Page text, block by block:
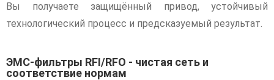
Вы получаете защищённый привод, устойчивый
технологический процесс и предсказуемый результат.
ЭМС-фильтры RFI/RFO - чистая сеть и
соответствие нормам